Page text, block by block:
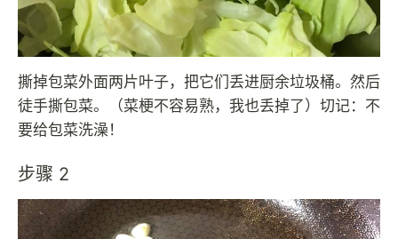
撕掉包菜外面两片叶子，把它们丢进厨余垃圾桶。然后
徒手撕包菜。（菜梗不容易熟，我也丢掉了）切记：不
要给包菜洗澡！
步骤 2